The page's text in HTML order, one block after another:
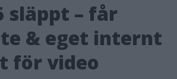
släppt – får
& eget internt
för video